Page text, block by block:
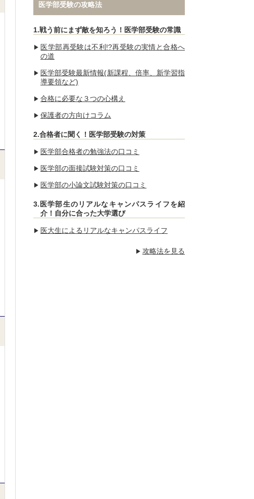
医学部受験の攻略法
1.戦う前にまず敵を知ろう！医学部受験の常識
医学部再受験は不利!?再受験の実情と合格へ
の道
医学部受験最新情報(新課程、倍率、新学習指
導要領など)
合格に必要な３つの心構え
保護者の方向けコラム
2.合格者に聞く！医学部受験の対策
医学部合格者の勉強法の口コミ
医学部の面接試験対策の口コミ
医学部の小論文試験対策の口コミ
3.医学部生のリアルなキャンパスライフを紹
介！自分に合った大学選び
医大生によるリアルなキャンパスライフ
攻略法を見る